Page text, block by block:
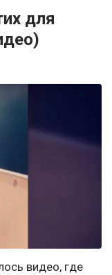
для
видео, где